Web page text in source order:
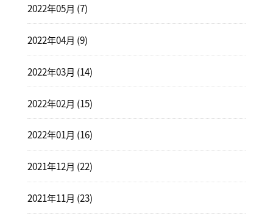
2022年05月 (7)
2022年04月 (9)
2022年03月 (14)
2022年02月 (15)
2022年01月 (16)
2021年12月 (22)
2021年11月 (23)